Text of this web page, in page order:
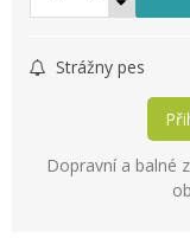
Strážny pes
Dopravní a balné